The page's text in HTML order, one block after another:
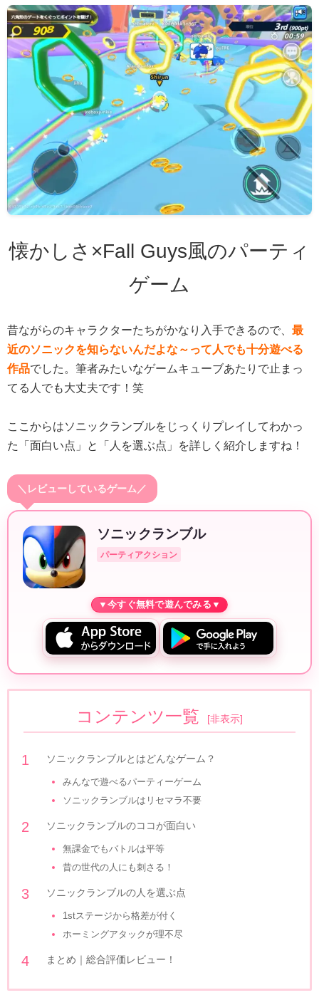
懐かしさ×Fall Guys風のパーティ
ゲーム
昔ながらのキャラクターたちがかなり入手できるので、 最
近のソニックを知らないんだよな～って人でも十分遊べる
作品でした。筆者みたいなゲームキューブあたりで止まっ
てる人でも大丈夫です！笑
ここからはソニックランブルをじっくりプレイしてわかっ
た「面白い点」と「人を選ぶ点」を詳しく紹介しますね！
＼レビューしているゲーム／
ソニックランブル
パーティアクション
コンテンツ一覧 [非表示]
ソニックランブルとはどんなゲーム？
みんなで遊べるパーティーゲーム
ソニックランブルはリセマラ不要
ソニックランブルのココが面白い
無課金でもバトルは平等
昔の世代の人にも刺さる！
ソニックランブルの人を選ぶ点
1stステージから格差が付く
ホーミングアタックが理不尽
まとめ｜総合評価レビュー！